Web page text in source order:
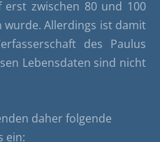
zwischen 80 und 100
wurde. Allerdings ist damit
des Paulus
Lebensdaten sind nicht
daher folgende
ein: